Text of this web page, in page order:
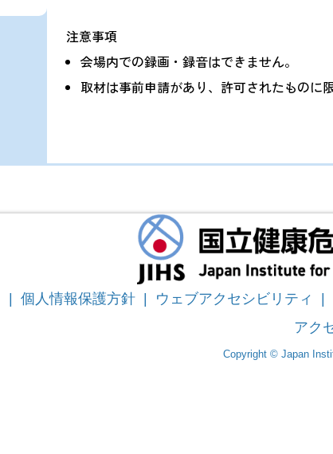
注意事項
会場内での録画・録音はできません。
取材は事前申請があり、許可されたものに
| 個人情報保護方針 | ウェブアクセシビリティ |
アク
Copyright © Japan